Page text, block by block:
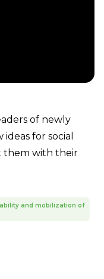
of newly
for social
them with their
and mobilization of